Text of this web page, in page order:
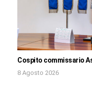
Cospito commissario
8 Agosto 2026